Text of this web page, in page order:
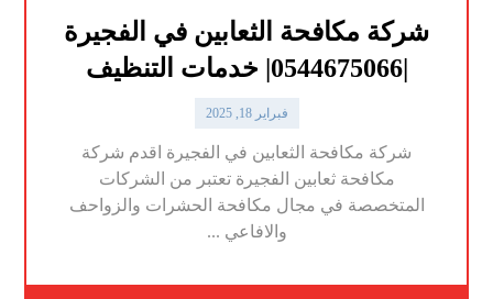
شركة مكافحة الثعابين في الفجيرة
|0544675066| خدمات التنظيف
فبراير 18, 2025
شركة مكافحة الثعابين في الفجيرة اقدم شركة
مكافحة ثعابين الفجيرة تعتبر من الشركات
المتخصصة في مجال مكافحة الحشرات والزواحف
والافاعي ...